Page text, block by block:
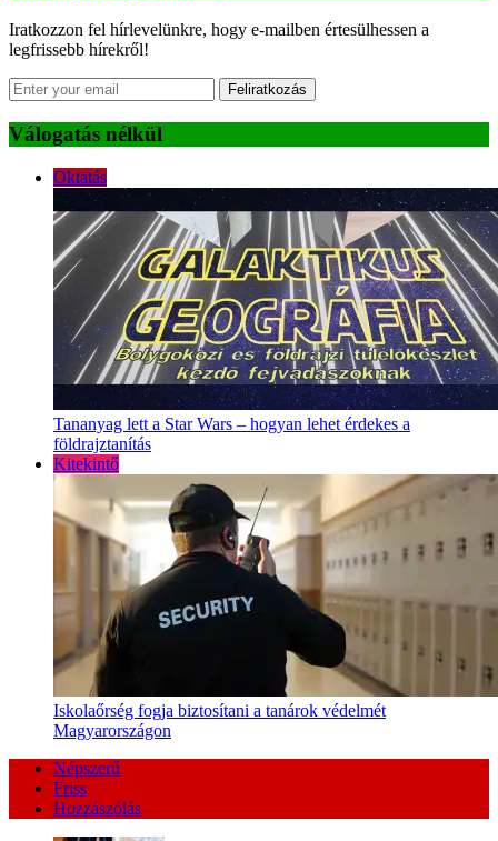
Iratkozzon fel hírlevelünkre, hogy e-mailben értesülhessen a
legfrissebb hírekről!
Feliratkozás
Válogatás nélkül
Oktatás
Tananyag lett a Star Wars – hogyan lehet érdekes a
földrajztanítás
Kitekintő
Iskolaőrség fogja biztosítani a tanárok védelmét
Magyarországon
Népszerű
Friss
Hozzászólás